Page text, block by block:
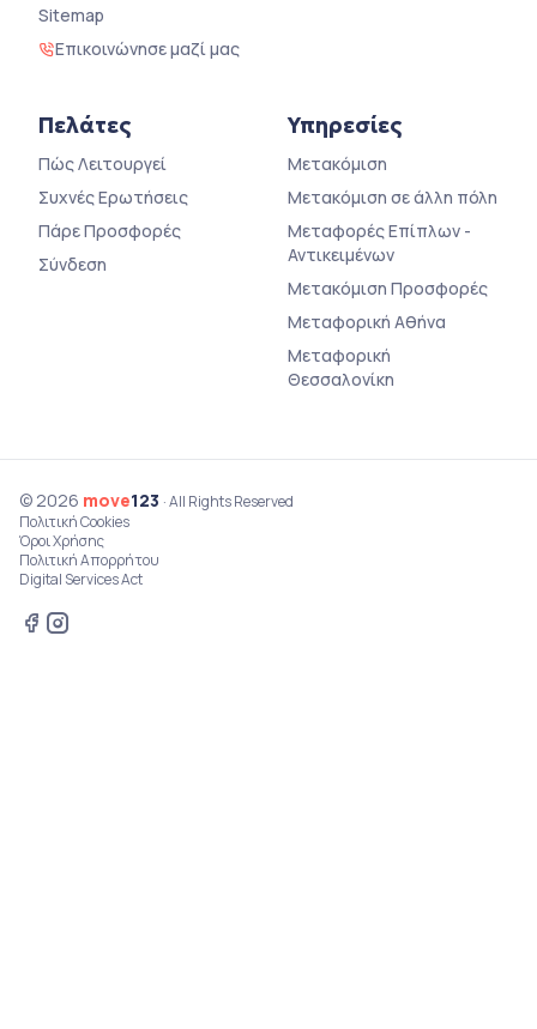
Sitemap
Επικοινώνησε μαζί μας
Πελάτες
Πώς Λειτουργεί
Συχνές Ερωτήσεις
Πάρε Προσφορές
Σύνδεση
Υπηρεσίες
Μετακόμιση
Μετακόμιση σε άλλη πόλη
Μεταφορές Επίπλων -
Αντικειμένων
Μετακόμιση Προσφορές
Μεταφορική Αθήνα
Μεταφορική
Θεσσαλονίκη
© 2026 move123 · All Rights Reserved
Πολιτική Cookies
Όροι Χρήσης
Πολιτική Απορρήτου
Digital Services Act